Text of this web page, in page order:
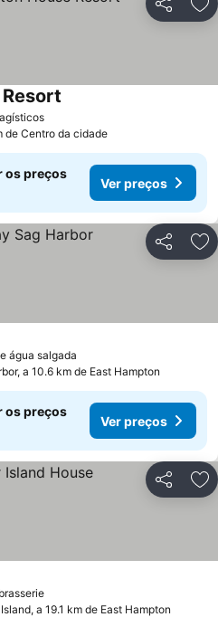
Partilhar
de Centro da cidade
os preços
Ver preços
Partilhar
água salgada
a 10.6 km de East Hampton
os preços
Ver preços
Partilhar
a 19.1 km de East Hampton